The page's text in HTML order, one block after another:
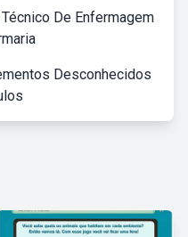
De Enfermagem
Desconhecidos